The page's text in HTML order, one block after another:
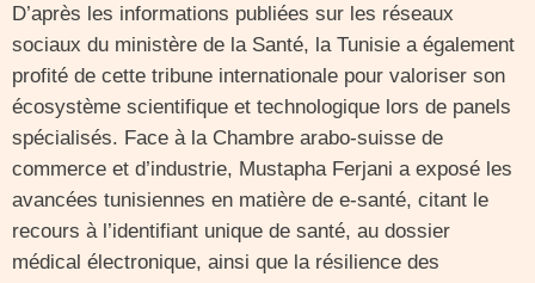
D’après les informations publiées sur les réseaux
sociaux du ministère de la Santé, la Tunisie a également
profité de cette tribune internationale pour valoriser son
écosystème scientifique et technologique lors de panels
spécialisés. Face à la Chambre arabo-suisse de
commerce et d’industrie, Mustapha Ferjani a exposé les
avancées tunisiennes en matière de e-santé, citant le
recours à l’identifiant unique de santé, au dossier
médical électronique, ainsi que la résilience des